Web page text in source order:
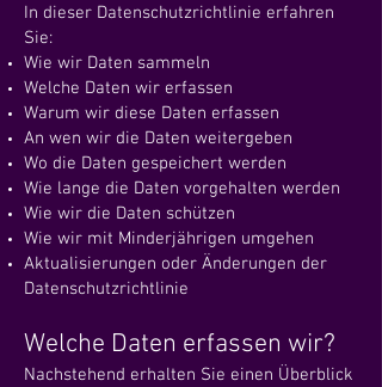
In dieser Datenschutzrichtlinie erfahren
Sie:
Wie wir Daten sammeln
Welche Daten wir erfassen
Warum wir diese Daten erfassen
An wen wir die Daten weitergeben
Wo die Daten gespeichert werden
Wie lange die Daten vorgehalten werden
Wie wir die Daten schützen
Wie wir mit Minderjährigen umgehen
Aktualisierungen oder Änderungen der
Datenschutzrichtlinie
Welche Daten erfassen wir?
Nachstehend erhalten Sie einen Überblick